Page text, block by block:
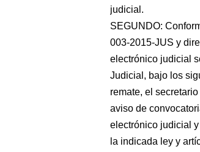
judicial.
SEGUNDO:
003-2015-JUS y
electrónico judicial
Judicial, bajo los
remate, el
aviso de
electrónico judicial
la indicada ley y